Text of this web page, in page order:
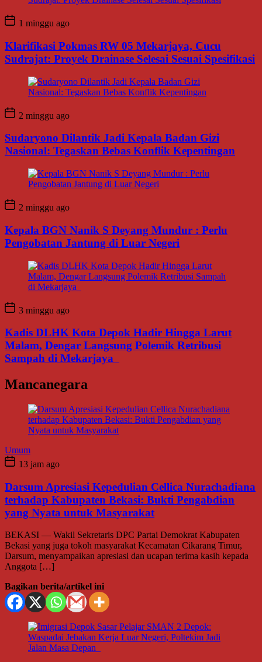
1 minggu ago
Klarifikasi Pokmas RW 05 Mekarjaya, Cucu
Sudrajat: Proyek Drainase Selesai Sesuai Spesifikasi
2 minggu ago
Sudaryono Dilantik Jadi Kepala Badan Gizi
Nasional: Tegaskan Bebas Konflik Kepentingan
2 minggu ago
Kepala BGN Nanik S Deyang Mundur : Perlu
Pengobatan Jantung di Luar Negeri
3 minggu ago
Kadis DLHK Kota Depok Hadir Hingga Larut
Malam, Dengar Langsung Polemik Retribusi
Sampah di Mekarjaya
Mancanegara
Umum
13 jam ago
Darsum Apresiasi Kepedulian Cellica Nurachadiana
terhadap Kabupaten Bekasi: Bukti Pengabdian
yang Nyata untuk Masyarakat
BEKASI — Wakil Sekretaris DPC Partai Demokrat Kabupaten
Bekasi yang juga tokoh masyarakat Kecamatan Cikarang Timur,
Darsum, menyampaikan apresiasi dan ucapan terima kasih kepada
Anggota […]
Bagikan berita/artikel ini